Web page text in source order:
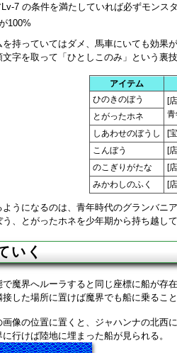
7 の条件を満たしていれば必ずモンス
100%
持っていてはダメ、馬車にいても効果が
字を取って「ひとしこのみ」という裏
アイテム
ひのきのぼう
[
とがったホネ
しあわせのぼうし
[
こんぼう
[
のこぎりがたな
[
みかわしのふく
[
うになるのは、青年時代のグランバニ
、とがったホネを少年期から持ち越し
いく
魔界へルーラすると同じ座標に船が存在
した場所に置けば魔界でも船に乗ること
像の位置に置くと、ジャハンナの北西に
行けば陸地に埋まった船が見られる。